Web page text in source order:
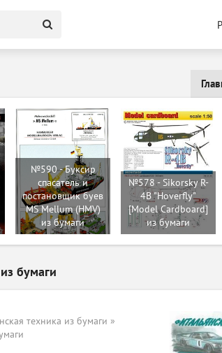
№590 - Буксир
спасатель и
постановщик буев
MS Mellum (HMV)
из бумаги
№578 - Sikorsky R-
4B "Hoverfly"
[Model Cardboard]
из бумаги
бумаги
техника из бумаги »